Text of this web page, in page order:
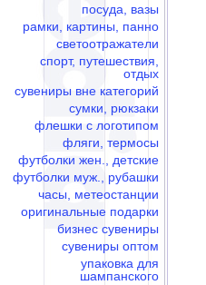
посуда, вазы
рамки, картины, панно
светоотражатели
спорт, путешествия,
отдых
сувениры вне категорий
сумки, рюкзаки
флешки c логотипом
фляги, термосы
футболки жен., детские
футболки муж., рубашки
часы, метеостанции
оригинальные подарки
бизнес сувениры
сувениры оптом
упаковка для
шампанского